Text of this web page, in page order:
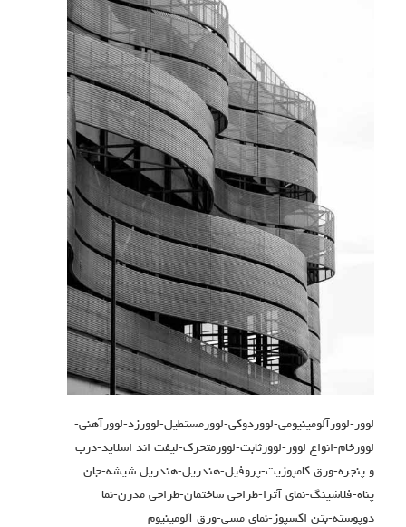
لوور-لوورآلومینیومی-لووردوکی-لوورمستطیل-لوورزد-لوورآهنی-
لوورخام-انواع لوور-لوورثابت-لوورمتحرک-لیفت اند اسلاید-درب
و پنجره-ورق کامپوزیت-پروفیل-هندریل-هندریل شیشه-جان
پناه-فلاشینگ-نمای آترا-طراحی ساختمان-طراحی مدرن-نما
دوپوسته-بتن اکسپوز-نمای مسی-ورق آلومینیوم